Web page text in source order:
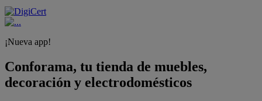
¡Nueva app!
Conforama, tu tienda de muebles,
decoración y electrodomésticos